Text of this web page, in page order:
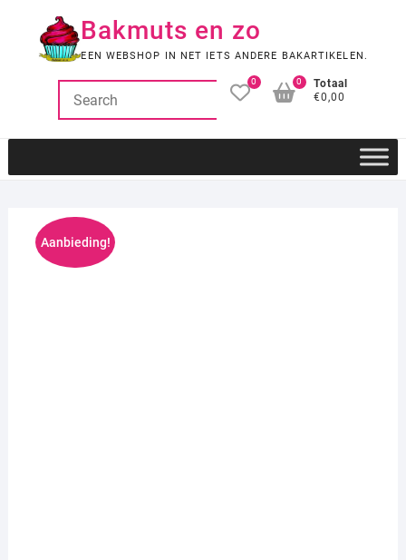
Bakmuts en zo
EEN WEBSHOP IN NET IETS ANDERE BAKARTIKELEN.
0
Totaal
€0,00
0
Aanbieding!